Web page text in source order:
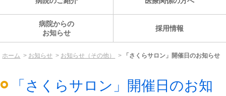
病院からの
お知らせ
採用情報
ホーム お知らせ お知らせ（その他） 「さくらサロン」開催日のお知らせ
「さくらサロン」開催日のお知